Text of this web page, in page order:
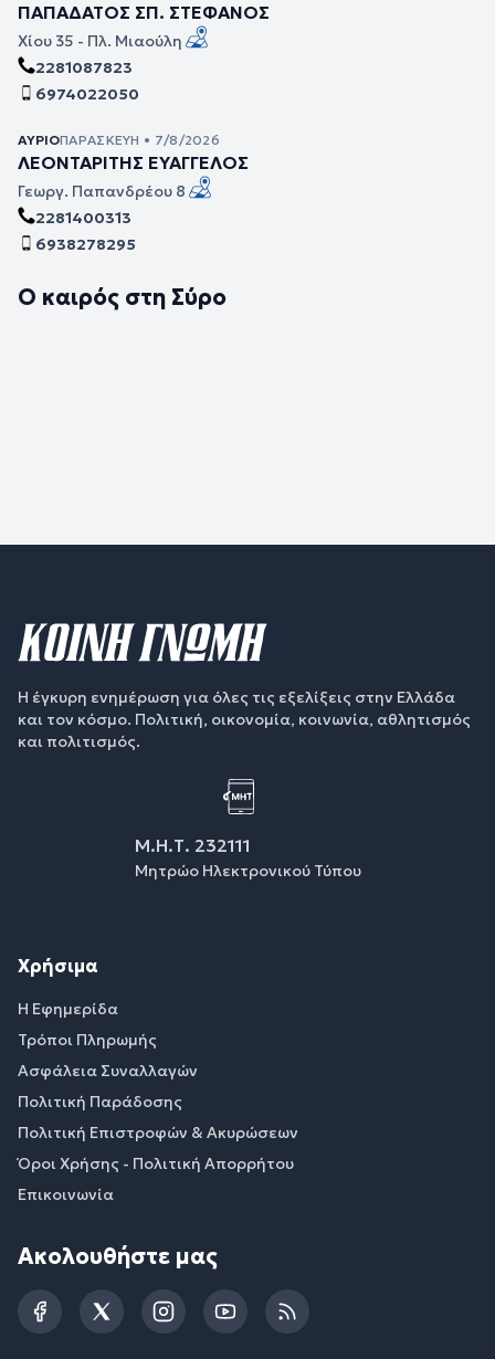
ΠΑΠΑΔΑΤΟΣ ΣΠ. ΣΤΕΦΑΝΟΣ
Χίου 35 - Πλ. Μιαούλη
2281087823
6974022050
ΑΎΡΙΟΠΑΡΑΣΚΕΥΉ • 7/8/2026
ΛΕΟΝΤΑΡΙΤΗΣ ΕΥΑΓΓΕΛΟΣ
Γεωργ. Παπανδρέου 8
2281400313
6938278295
Ο καιρός στη Σύρο
Η έγκυρη ενημέρωση για όλες τις εξελίξεις στην Ελλάδα
και τον κόσμο. Πολιτική, οικονομία, κοινωνία, αθλητισμός
και πολιτισμός.
Μ.Η.Τ. 232111
Μητρώο Ηλεκτρονικού Τύπου
Χρήσιμα
Η Εφημερίδα
Τρόποι Πληρωμής
Ασφάλεια Συναλλαγών
Πολιτική Παράδοσης
Πολιτική Επιστροφών & Ακυρώσεων
Όροι Χρήσης - Πολιτική Απορρήτου
Επικοινωνία
Ακολουθήστε μας
FacebookTwitterInstagramYouTubeRSS